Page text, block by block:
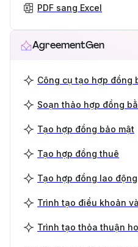
PDF sang Excel
AgreementGen
Công cụ tạo hợp đồng
Soạn thảo hợp đồng
Tạo hợp đồng bảo mật
Tạo hợp đồng thuê
Tạo hợp đồng lao động
Trình tạo điều khoản
Trình tạo thỏa thuận